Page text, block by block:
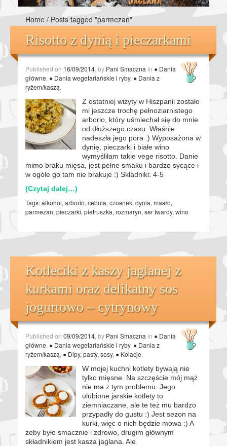
Home / Posts tagged "parmezan"
Risotto z dynią i pieczarkami
Published on 16/09/2014 , by Pani Smaczna in ● Dania
główne ● Dania wegetariańskie i ryby, ● Dania z
ryżem/kaszą
Z ostatniej wizyty w Hiszpanii zostało
mi jeszcze trochę pełnoziarnistego
arborio, który uśmiechał się do mnie
od dłuższego czasu. Właśnie
nadeszła jego pora :) Wyposażona w
dynię, pieczarki i białe wino
wymyśliłam takie vege risotto. Danie
mimo braku mięsa, jest pełne smaku i bardzo sycące i
w ogóle go tam nie brakuje :) Składniki: 4-5
(Czytaj dalej…)
Tags:alkohol, arborio, cebula, czosnek, dynia, masło,
parmezan, pieczarki, pietruszka, rozmaryn, ser twardy, wino
Kotleciki z kaszy jaglanej z
kurkami oraz delikatny sos
jogurtowo – cytrynowy
Published on 09/09/2014 , by Pani Smaczna in ● Dania
główne ● Dania wegetariańskie i ryby, ● Dania z
ryżem/kaszą ● Dipy, pasty, sosy, ● Kolacje
W mojej kuchni kotlety bywają nie
tylko mięsne. Na szczęście mój mąż
nie ma z tym problemu. Jego
ulubione jarskie kotlety to
ziemniaczane, ale te też mu bardzo
przypadły do gustu :) Jest sezon na
kurki, więc o nich będzie mowa :) A
żeby było smacznie i zdrowo, drugim głównym
składnikiem jest kasza jaglana. Ale